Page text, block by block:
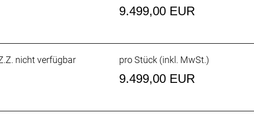
niedrig. Außerdem wurde die Konstruktion des
getestet.
treten kannst, ist unsere überarbeitete rennfokussierte
9.499,00 EUR
nicht verfügbar pro Stück (inkl. MwSt.)
9.499,00 EUR